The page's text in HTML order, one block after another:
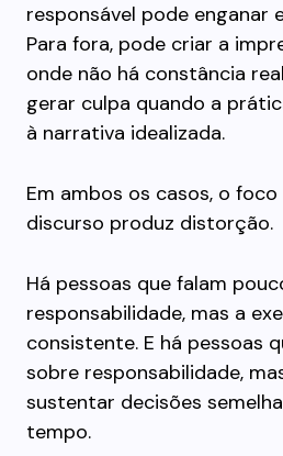
responsável pode enganar
Para fora, pode criar a
onde não há constância
gerar culpa quando a
à narrativa idealizada.
Em ambos os casos, o
discurso produz distorção.
Há pessoas que falam
responsabilidade, mas a
consistente. E há pessoas
sobre responsabilidade,
sustentar decisões
tempo.